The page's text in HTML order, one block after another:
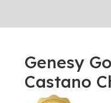
Genesy
Castano